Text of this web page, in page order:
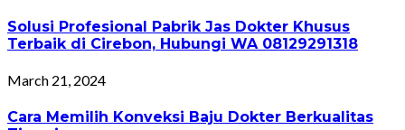
Solusi Profesional Pabrik Jas Dokter Khusus
Terbaik di Cirebon, Hubungi WA 08129291318
March 21, 2024
Cara Memilih Konveksi Baju Dokter Berkualitas